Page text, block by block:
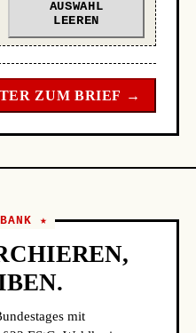
AUSWAHL
LEEREN
ZUM BRIEF →
★
mit